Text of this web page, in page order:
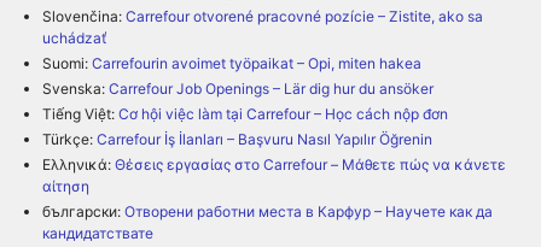
Slovenčina: Carrefour otvorené pracovné pozície – Zistite, ako sa
uchádzať
Suomi: Carrefourin avoimet työpaikat – Opi, miten hakea
Svenska: Carrefour Job Openings – Lär dig hur du ansöker
Tiếng Việt: Cơ hội việc làm tại Carrefour – Học cách nộp đơn
Türkçe: Carrefour İş İlanları – Başvuru Nasıl Yapılır Öğrenin
Ελληνικά: Θέσεις εργασίας στο Carrefour – Μάθετε πώς να κάνετε
αίτηση
български: Отворени работни места в Карфур – Научете как да
кандидатствате